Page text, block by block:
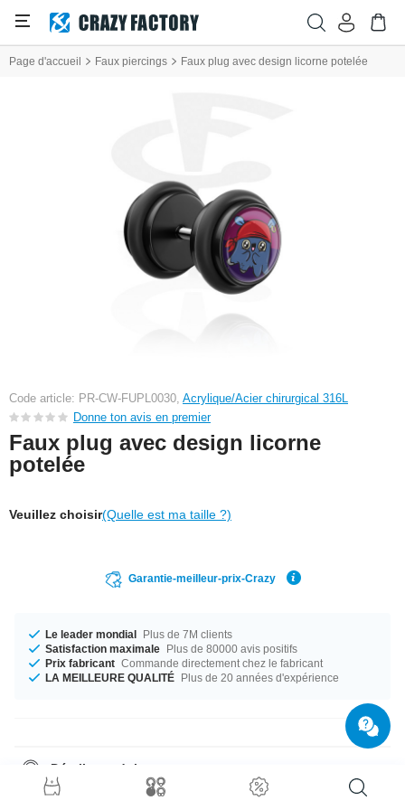
Page d'accueil Faux piercings Faux plug avec design licorne potelée
Code article: PR-CW-FUPL0030, Acrylique/Acier chirurgical 316L
Donne ton avis en premier
Faux plug avec design licorne
potelée
Veuillez choisir(Quelle est ma taille ?)
Garantie-meilleur-prix-Crazy
Le leader mondial Plus de 7M clients
Satisfaction maximale Plus de 80000 avis positifs
Prix fabricant Commande directement chez le fabricant
LA MEILLEURE QUALITÉ Plus de 20 années d'expérience
Détails produit
Le parfait compagnon pour toutes les occasions... disponible en calibre